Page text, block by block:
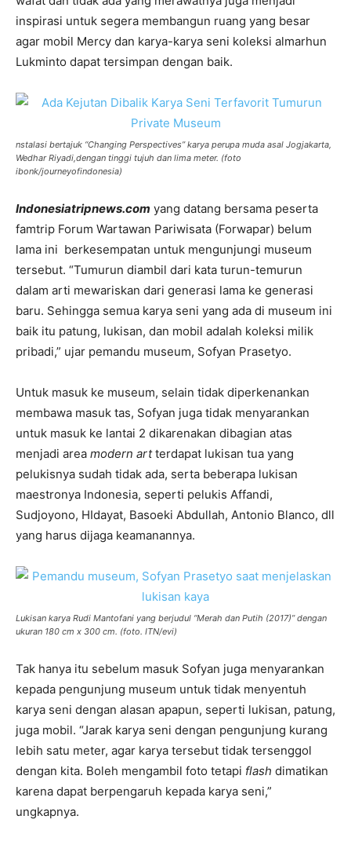
inspirasi untuk segera membangun ruang yang besar
agar mobil Mercy dan karya-karya seni koleksi almarhun
Lukminto dapat tersimpan dengan baik.
nstalasi bertajuk “Changing Perspectives” karya perupa muda asal Jogjakarta,
Wedhar Riyadi,dengan tinggi tujuh dan lima meter. (foto
ibonk/journeyofindonesia)
Indonesiatripnews.com yang datang bersama peserta
famtrip Forum Wartawan Pariwisata (Forwapar) belum
lama ini berkesempatan untuk mengunjungi museum
tersebut. “Tumurun diambil dari kata turun-temurun
dalam arti mewariskan dari generasi lama ke generasi
baru. Sehingga semua karya seni yang ada di museum ini
baik itu patung, lukisan, dan mobil adalah koleksi milik
pribadi,” ujar pemandu museum, Sofyan Prasetyo.
Untuk masuk ke museum, selain tidak diperkenankan
membawa masuk tas, Sofyan juga tidak menyarankan
untuk masuk ke lantai 2 dikarenakan dibagian atas
menjadi area modern artterdapat lukisan tua yang
pelukisnya sudah tidak ada, serta beberapa lukisan
maestronya Indonesia, seperti pelukis Affandi,
Sudjoyono, HIdayat, Basoeki Abdullah, Antonio Blanco, dll
yang harus dijaga keamanannya.
Lukisan karya Rudi Mantofani yang berjudul “Merah dan Putih (2017)” dengan
ukuran 180 cm x 300 cm. (foto. ITN/evi)
Tak hanya itu sebelum masuk Sofyan juga menyarankan
kepada pengunjung museum untuk tidak menyentuh
karya seni dengan alasan apapun, seperti lukisan, patung,
juga mobil. “Jarak karya seni dengan pengunjung kurang
lebih satu meter, agar karya tersebut tidak tersenggol
dengan kita. Boleh mengambil foto tetapi flash dimatikan
karena dapat berpengaruh kepada karya seni,”
ungkapnya.